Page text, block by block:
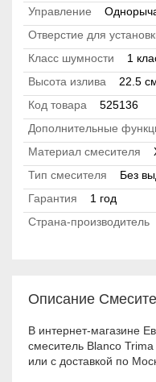
Управление
Отверстие для
Класс шумности
1
Высота излива
22.5
Код товара
525136
Дополнительные
Материал смесителя
Тип смесителя
Без
Гарантия
1 год
Страна-производитель
Описание
В интернет-магазине
смеситель Blanco
или с доставкой по